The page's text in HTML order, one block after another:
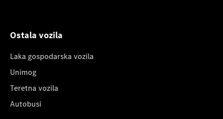
Ostala vozila
Laka gospodarska vozila
Unimog
Teretna vozila
Autobusi